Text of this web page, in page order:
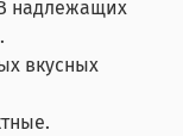
надлежащих
вкусных